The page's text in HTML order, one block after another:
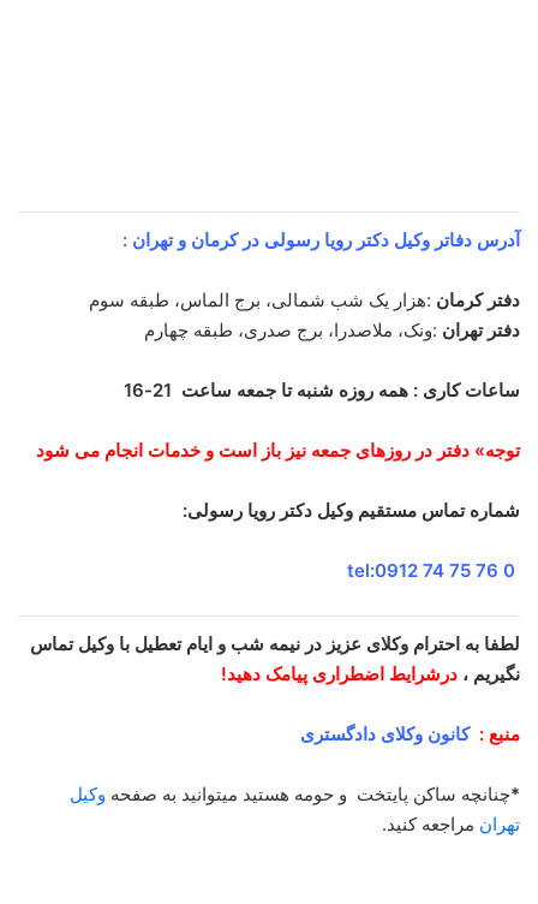
آدرس دفاتر وکیل دکتر رویا رسولی در کرمان و تهران :
دفتر کرمان :هزار یک شب شمالی، برج الماس، طبقه سوم
دفتر تهران :ونک، ملاصدرا، برج صدری، طبقه چهارم
ساعات کاری : همه روزه شنبه تا جمعه ساعت 21-16
توجه» دفتر در روزهای جمعه نیز باز است و خدمات انجام می شود
شماره تماس مستقیم وکیل دکتر رویا رسولی:
tel:0912 74 75 76 0
لطفا به احترام وکلای عزیز در نیمه شب و ایام تعطیل با وکیل تماس
نگیریم ، درشرایط اضطراری پیامک دهید!
منبع : کانون وکلای دادگستری
*چنانچه ساکن پایتخت و حومه هستید میتوانید به صفحه وکیل
تهران مراجعه کنید.